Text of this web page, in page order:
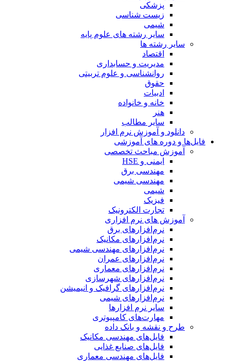
پزشکی
زیست شناسی
شیمی
سایر رشته های علوم پایه
سایر رشته ها
اقتصاد
مدیریت و حسابداری
روانشناسی و علوم تربیتی
حقوق
ادبیات
خانه و خانواده
هنر
سایر مطالب
دانلود و آموزش نرم افزار
فایل‌ها و دوره های آموزشی
آموزش مباحث تخصصی
ایمنی و HSE
مهندسی برق
مهندسی شیمی
شیمی
فیزیک
تجارت الکترونیک
آموزش های نرم افزاری
نرم‌افزارهای برق
نرم‌افزارهای مکانیک
نرم‌افزارهای مهندسی شیمی
نرم‌افزارهای عمران
نرم‌افزارهای معماری
نرم‌افزارهای شهرسازی
نرم‌افزارهای گرافیک و انیمیشن
نرم‌افزارهای شیمی
سایر نرم افزارها
مهارت‌های کامپیوتری
طرح و نقشه و بانک داده
فایل‌های مهندسی مکانیک
فایل‌های صنایع غذایی
فایل‌های مهندسی معماری